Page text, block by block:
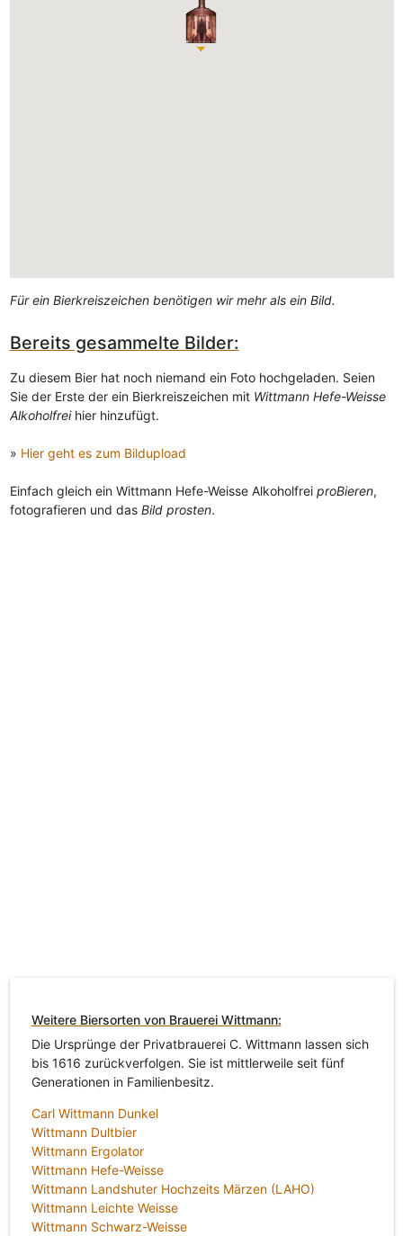
Für ein Bierkreiszeichen benötigen wir mehr als ein Bild.
Bereits gesammelte Bilder:
Zu diesem Bier hat noch niemand ein Foto hochgeladen. Seien
Sie der Erste der ein Bierkreiszeichen mit Wittmann Hefe-Weisse
Alkoholfreihier hinzufügt.
» Hier geht es zum Bildupload
Einfach gleich ein Wittmann Hefe-Weisse Alkoholfrei proBieren,
fotografieren und das Bild prosten.
Weitere Biersorten von Brauerei Wittmann:
Die Ursprünge der Privatbrauerei C. Wittmann lassen sich
bis 1616 zurückverfolgen. Sie ist mittlerweile seit fünf
Generationen in Familienbesitz.
Carl Wittmann Dunkel
Wittmann Dultbier
Wittmann Ergolator
Wittmann Hefe-Weisse
Wittmann Landshuter Hochzeits Märzen (LAHO)
Wittmann Leichte Weisse
Wittmann Schwarz-Weisse